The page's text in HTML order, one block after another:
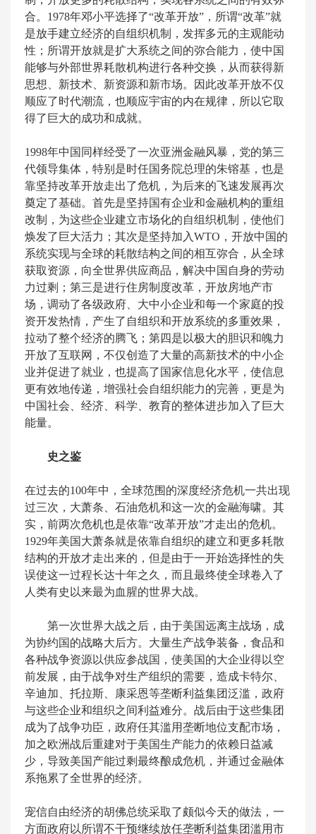
合。1978年邓小平选择了“改革开放”，所谓“改革”就
是放手建立经济的自组织机制，发挥多元的主观能动
性；所谓开放就是扩大系统之间的弥合能力，使中国
能够与外部世界耗散机构进行各种交换，从而获得新
思想、新技术、新资源和新市场。因此改革开放不仅
顺应了时代潮流，也顺应宇宙的内在规律，所以它取
得了巨大的成功和成就。
1998年中国同样经受了一次亚洲金融风暴，党的第三
代领导集体，特别是时任国务院总理的朱镕基，也是
靠坚持改革开放走出了危机，为后来的飞速发展再次
奠定了基础。首先是坚持国有企业和金融机构的重组
改制，为这些企业建立市场化的自组织机制，使他们
焕发了巨大活力；其次是坚持加入WTO，开放中国的
系统实现与全球的耗散结构之间的相互弥合，从全球
获取资源，向全世界供应商品，解决中国自身的劳动
力过剩；第三是进行住房制度改革，开放房地产市
场，调动了各级政府、大中小企业和每一个家庭的投
资开发热情，产生了自组织和开放系统的多重效果，
拉动了整个经济的腾飞；第四是以极大的胆识和魄力
开放了互联网，不仅创造了大量的高新技术的中小企
业并促进了就业，也提高了国家信息化水平，使信息
更有效地传递，增强社会自组织能力的完善，更是为
中国社会、经济、科学、教育的整体进步加入了巨大
能量。
史之鉴
在过去的100年中，全球范围的深度经济危机一共出现
过三次，大萧条、石油危机和这一次的金融海啸。其
实，前两次危机也是依靠“改革开放”才走出的危机。
1929年美国大萧条就是依靠自组织的建立和更多耗散
结构的开放才走出来的，但是由于一开始选择性的失
误使这一过程长达十年之久，而且最终使全球卷入了
人类有史以来最为血腥的世界大战。
第一次世界大战之后，由于美国远离主战场，成
为协约国的战略大后方。大量生产战争装备，食品和
各种战争资源以供应参战国，使美国的大企业得以空
前发展，由于战争对生产组织的需要，造成卡特尔、
辛迪加、托拉斯、康采恩等垄断利益集团泛滥，政府
与这些企业和组织之间利益难分。战后由于这些集团
成为了战争功臣，政府任其滥用垄断地位支配市场，
加之欧洲战后重建对于美国生产能力的依赖日益减
少，导致美国产能过剩最终酿成危机，并通过金融体
系拖累了全世界的经济。
宠信自由经济的胡佛总统采取了颇似今天的做法，一
方面政府以所谓不干预继续放任垄断利益集团滥用市